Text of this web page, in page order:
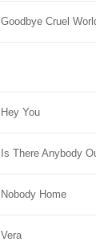
Goodbye Cruel
Hey You
Is There Anybody
Nobody Home
Vera